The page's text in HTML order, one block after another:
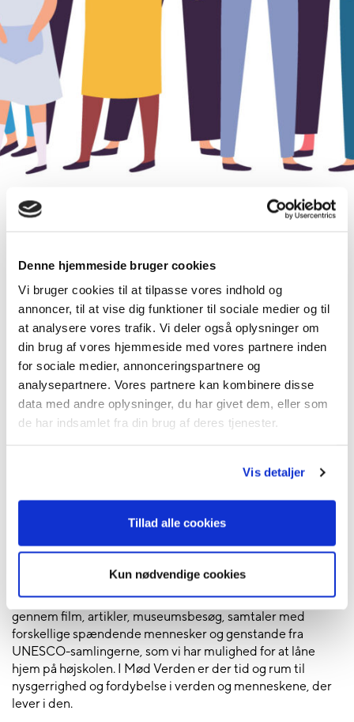
Denne hjemmeside bruger cookies
Vi bruger cookies til at tilpasse vores indhold og
annoncer, til at vise dig funktioner til sociale medier og til
at analysere vores trafik. Vi deler også oplysninger om
din brug af vores hjemmeside med vores partnere inden
for sociale medier, annonceringspartnere og
analysepartnere. Vores partnere kan kombinere disse
data med andre oplysninger, du har givet dem, eller som
de har indsamlet fra din brug af deres tjenester.
Vis detaljer
Tillad alle cookies
Kun nødvendige cookies
Mød verden
Verden rummer så mange spændende, spøjse, mystiske og
og religioner. Hver gang zoomer vi ind på en/et ny specifik
kultur/område, og går i dybden med at undersøge, hvorfor
dybden med kan være unge kunstnere og street art i Nepal
eller køn og seksualitet i Sierra Leone. Det kan vi gøre
gennem film, artikler, museumsbesøg, samtaler med
forskellige spændende mennesker og genstande fra
UNESCO-samlingerne, som vi har mulighed for at låne
hjem på højskolen. I Mød Verden er der tid og rum til
nysgerrighed og fordybelse i verden og menneskene, der
lever i den.